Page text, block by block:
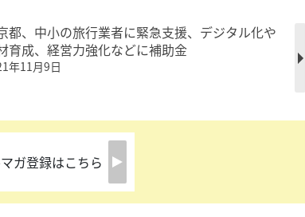
都、中小の旅行業者に緊急支援、デジタル化や
育成、経営力強化などに補助金
年11月9日
ガ登録はこちら